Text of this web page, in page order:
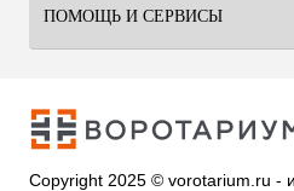
ПОМОЩЬ И СЕРВИСЫ
Copyright 2025 © vorotarium.ru -